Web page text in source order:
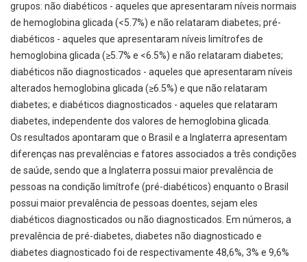
grupos: não diabéticos - aqueles que apresentaram níveis normais
de hemoglobina glicada (<5.7%) e não relataram diabetes; pré-
diabéticos - aqueles que apresentaram níveis limítrofes de
hemoglobina glicada (≥5.7% e <6.5%) e não relataram diabetes;
diabéticos não diagnosticados - aqueles que apresentaram níveis
alterados hemoglobina glicada (≥6.5%) e que não relataram
diabetes; e diabéticos diagnosticados - aqueles que relataram
diabetes, independente dos valores de hemoglobina glicada.
Os resultados apontaram que o Brasil e a Inglaterra apresentam
diferenças nas prevalências e fatores associados a três condições
de saúde, sendo que a Inglaterra possui maior prevalência de
pessoas na condição limítrofe (pré-diabéticos) enquanto o Brasil
possui maior prevalência de pessoas doentes, sejam eles
diabéticos diagnosticados ou não diagnosticados. Em números, a
prevalência de pré-diabetes, diabetes não diagnosticado e
diabetes diagnosticado foi de respectivamente 48,6%, 3% e 9,6%